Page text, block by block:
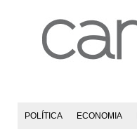
POLÍTICA ECONOMIA